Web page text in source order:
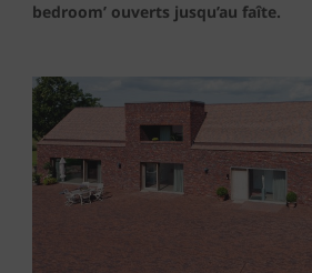
bedroom’ ouverts jusqu’au faîte.